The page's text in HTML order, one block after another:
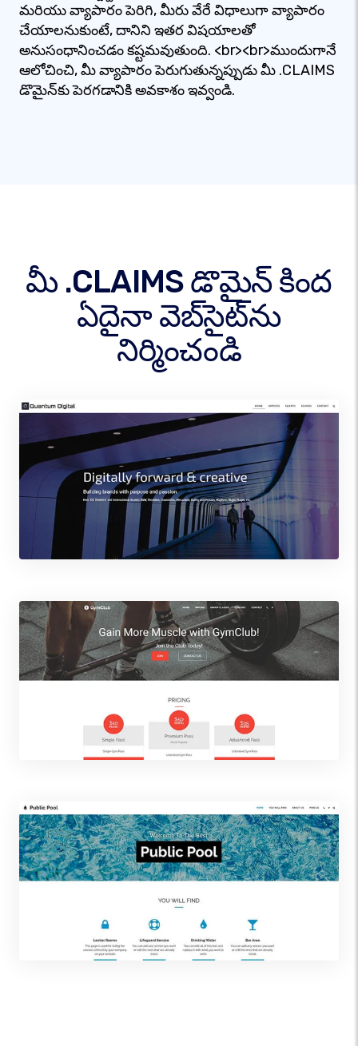
మరియు వ్యాపారం పెరిగి, మీరు వేరే విధాలుగా వ్యాపారం
చేయాలనుకుంటే, దానిని ఇతర విషయాలతో
అనుసంధానించడం కష్టమవుతుంది. <br><br>ముందుగానే
ఆలోచించి, మీ వ్యాపారం పెరుగుతున్నప్పుడు మీ .CLAIMS
డొమైన్‌కు పెరగడానికి అవకాశం ఇవ్వండి.
మీ .CLAIMS డొమైన్ కింద
ఏదైనా వెబ్‌సైట్‌ను
నిర్మించండి